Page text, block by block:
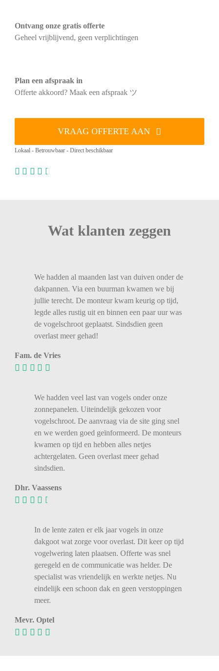
Ontvang onze gratis offerte
Geheel vrijblijvend, geen verplichtingen
Plan een afspraak in
Offerte akkoord? Maak een afspraak ツ
VRAAG OFFERTE AAN
Lokaal - Betrouwbaar - Direct beschikbaar
Wat klanten zeggen
We hadden al maanden last van duiven onder de
dakpannen. Via een buurman kwamen we bij
jullie terecht. De monteur kwam keurig op tijd,
legde alles rustig uit en binnen een paar uur was
de vogelschroot geplaatst. Sindsdien geen
overlast meer gehad!
Fam. de Vries
We hadden veel last van vogels onder onze
zonnepanelen. Uiteindelijk gekozen voor
vogelschroot. De aanvraag via de site ging snel
en we werden goed geïnformeerd. De monteurs
kwamen op tijd en hebben alles netjes
achtergelaten. Geen overlast meer gehad
sindsdien.
Dhr. Vaassens
In de lente zaten er elk jaar vogels in onze
dakgoot wat zorge voor overlast. Dit keer op tijd
vogelwering laten plaatsen. Offerte was snel
geregeld en de communicatie was helder. De
specialist was vriendelijk en werkte netjes. Nu
eindelijk een schoon dak en geen verstoppingen
meer.
Mevr. Optel